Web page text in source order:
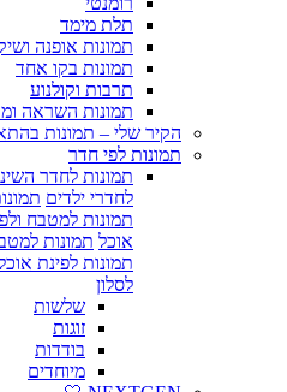
תלת מימד
תמונות אופנה
תמונות בקו אחד
תרבות וקולנוע
תמונות השראה
הקיר שלי – תמונות
תמונות לפי חדר
תמונות לחדר
לחדרי ילדים
תמונות למטבח
אוכל תמונות
תמונות לפינת
לסלון
שלשות
זוגות
בודדות
מיוחדים